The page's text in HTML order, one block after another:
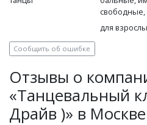
свободные,
для
Сообщить об ошибке
Отзывы о
«Танцевальный
Драйв )» в Москве